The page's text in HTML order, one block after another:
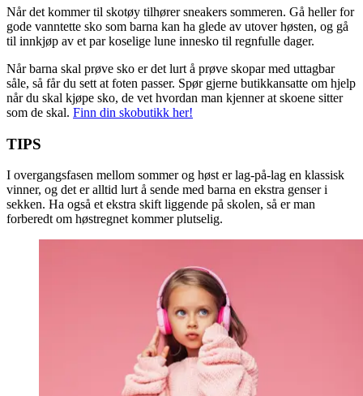
Når det kommer til skotøy tilhører sneakers sommeren. Gå heller for
gode vanntette sko som barna kan ha glede av utover høsten, og gå
til innkjøp av et par koselige lune innesko til regnfulle dager.
Når barna skal prøve sko er det lurt å prøve skopar med uttagbar
såle, så får du sett at foten passer. Spør gjerne butikkansatte om hjelp
når du skal kjøpe sko, de vet hvordan man kjenner at skoene sitter
som de skal. Finn din skobutikk her!
TIPS
I overgangsfasen mellom sommer og høst er lag-på-lag en klassisk
vinner, og det er alltid lurt å sende med barna en ekstra genser i
sekken. Ha også et ekstra skift liggende på skolen, så er man
forberedt om høstregnet kommer plutselig.